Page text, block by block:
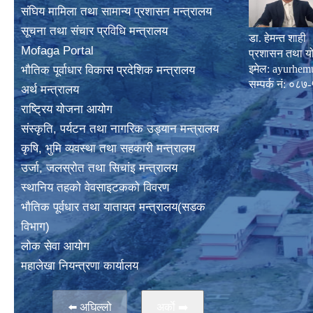
संघिय मामिला तथा सामान्य प्रशासन मन्त्रालय
सूचना तथा संचार प्रविधि मन्त्रालय
Mofaga Portal
भाैतिक पूर्वाधार विकास प्रदेशिक मन्त्रालय
अर्थ मन्त्रालय
राष्ट्रिय योजना आयोग
संस्कृति, पर्यटन तथा नागरिक उड्यान मन्त्रालय
कृषि, भुमि व्यवस्था तथा सहकारी मन्त्रालय
उर्जा, जलस्राेत तथा सिचांइ मन्त्रालय
स्थानिय तहकाे वेवसाइटककाे विवरण
भाैतिक पूर्वधार तथा यातायत मन्त्रालय(सडक
विभाग)
लाेक सेवा आयोग
महालेखा नियन्त्रणा कार्यालय
⬅️ अघिल्लो
डा. हेमन्त शाही
प्रशासन तथा
इमेल:
सम्पर्क नं: